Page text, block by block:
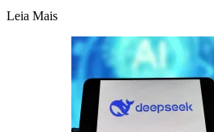
Leia Mais